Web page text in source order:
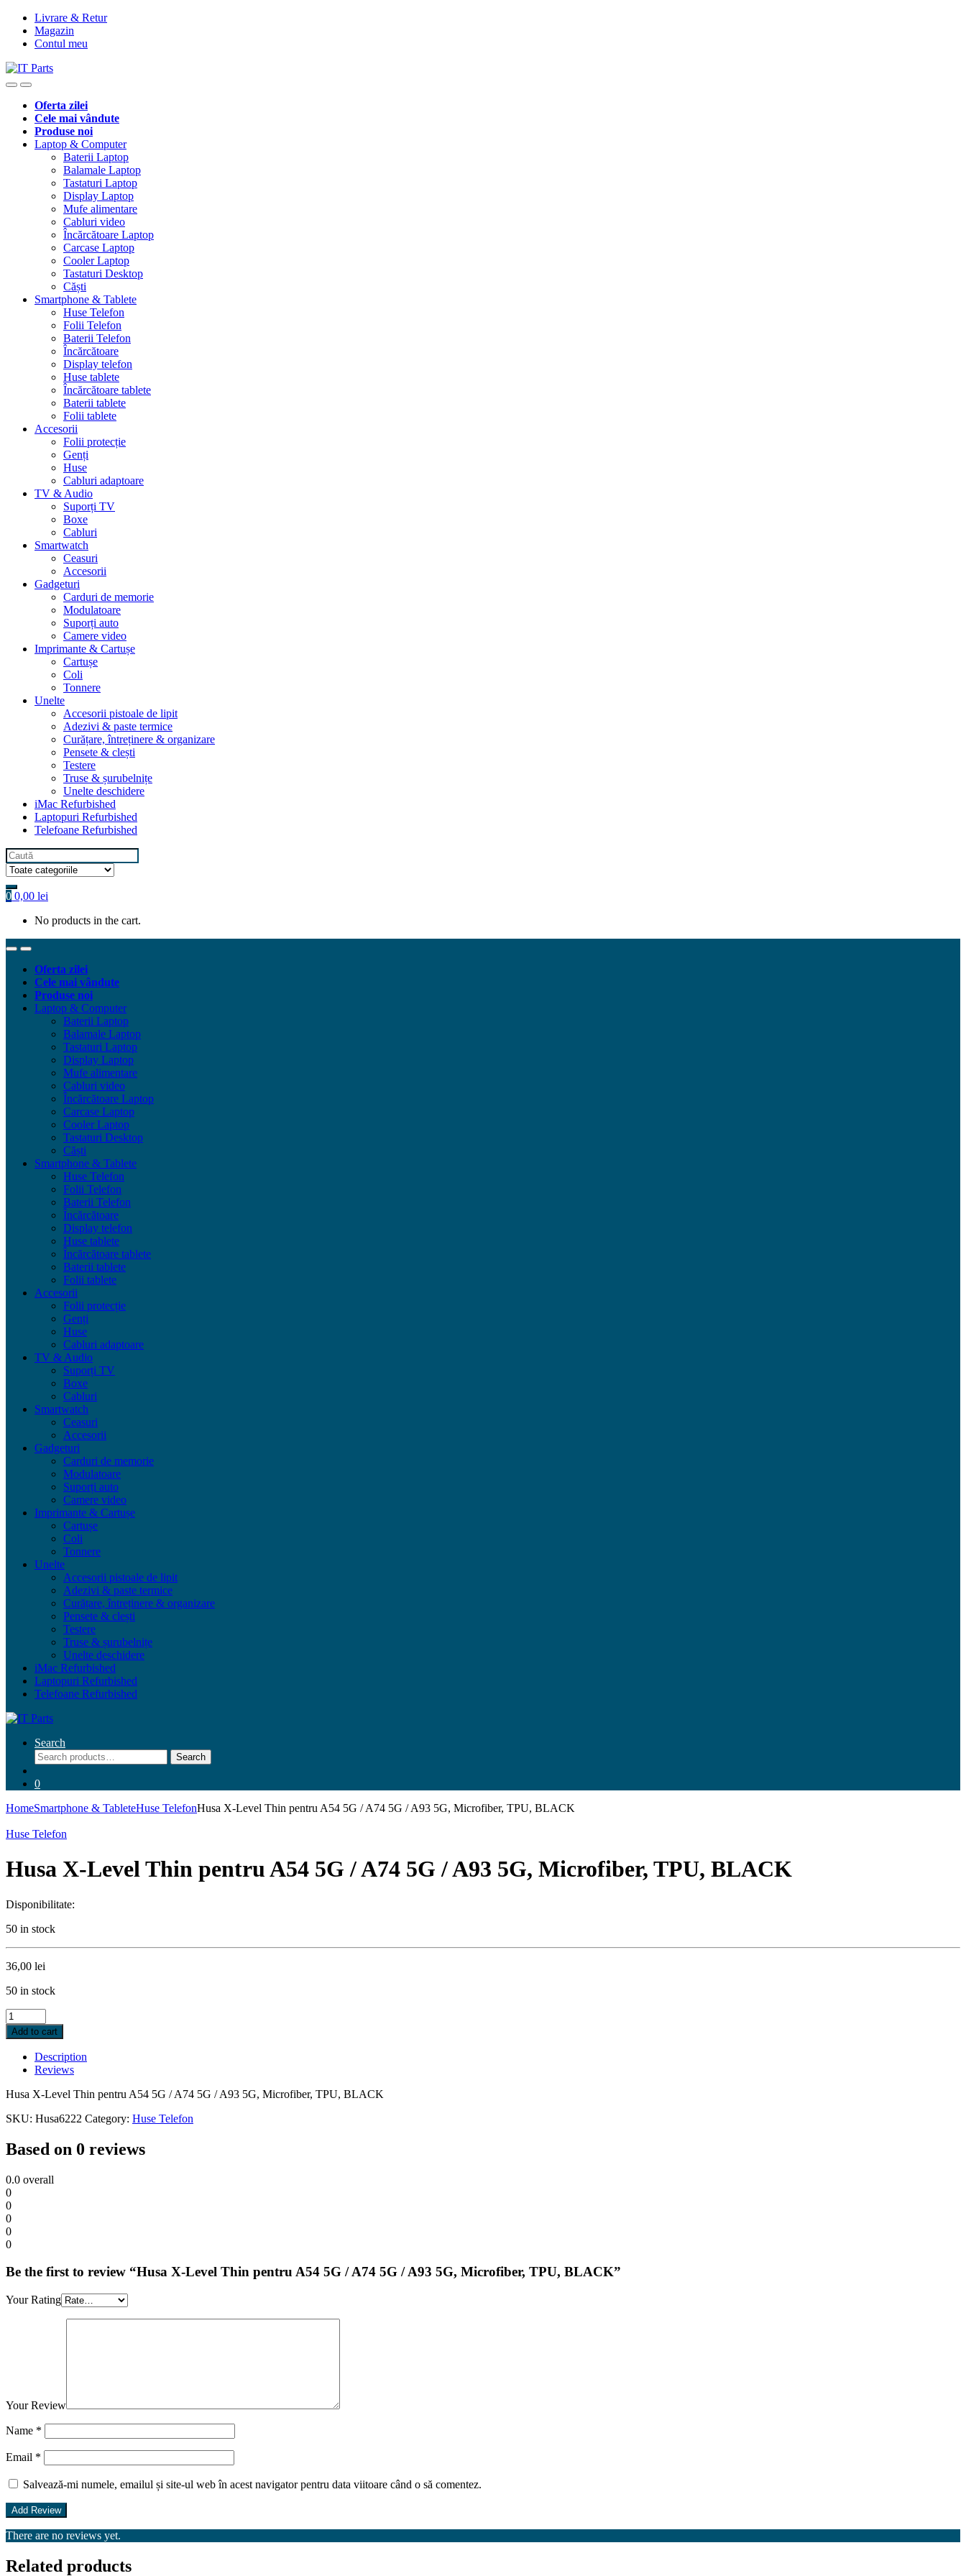
Livrare & Retur
Magazin
Contul meu
Oferta zilei
Cele mai vândute
Produse noi
Laptop & Computer
Baterii Laptop
Balamale Laptop
Tastaturi Laptop
Display Laptop
Mufe alimentare
Cabluri video
Încărcătoare Laptop
Carcase Laptop
Cooler Laptop
Tastaturi Desktop
Căști
Smartphone & Tablete
Huse Telefon
Folii Telefon
Baterii Telefon
Încărcătoare
Display telefon
Huse tablete
Încărcătoare tablete
Baterii tablete
Folii tablete
Accesorii
Folii protecție
Genți
Huse
Cabluri adaptoare
TV & Audio
Suporți TV
Boxe
Cabluri
Smartwatch
Ceasuri
Accesorii
Gadgeturi
Carduri de memorie
Modulatoare
Suporți auto
Camere video
Imprimante & Cartușe
Cartușe
Coli
Tonnere
Unelte
Accesorii pistoale de lipit
Adezivi & paste termice
Curățare, întreținere & organizare
Pensete & clești
Testere
Truse & șurubelnițe
Unelte deschidere
iMac Refurbished
Laptopuri Refurbished
Telefoane Refurbished
Search
for:
0 0,00 lei
No products in the cart.
Oferta zilei
Cele mai vândute
Produse noi
Laptop & Computer
Baterii Laptop
Balamale Laptop
Tastaturi Laptop
Display Laptop
Mufe alimentare
Cabluri video
Încărcătoare Laptop
Carcase Laptop
Cooler Laptop
Tastaturi Desktop
Căști
Smartphone & Tablete
Huse Telefon
Folii Telefon
Baterii Telefon
Încărcătoare
Display telefon
Huse tablete
Încărcătoare tablete
Baterii tablete
Folii tablete
Accesorii
Folii protecție
Genți
Huse
Cabluri adaptoare
TV & Audio
Suporți TV
Boxe
Cabluri
Smartwatch
Ceasuri
Accesorii
Gadgeturi
Carduri de memorie
Modulatoare
Suporți auto
Camere video
Imprimante & Cartușe
Cartușe
Coli
Tonnere
Unelte
Accesorii pistoale de lipit
Adezivi & paste termice
Curățare, întreținere & organizare
Pensete & clești
Testere
Truse & șurubelnițe
Unelte deschidere
iMac Refurbished
Laptopuri Refurbished
Telefoane Refurbished
Search
Search
for:
Search
0
HomeSmartphone & TableteHuse TelefonHusa X-Level Thin pentru A54 5G / A74 5G / A93 5G, Microfiber, TPU, BLACK
Huse Telefon
Husa X-Level Thin pentru A54 5G / A74 5G / A93 5G, Microfiber, TPU, BLACK
Disponibilitate:
50 in stock
36,00 lei
50 in stock
Husa
X-
Level
Thin
pentru
5G
A74
/
A93
Microfiber,
TPU,
BLACK
quantity
Add to cart
Description
Reviews
Husa X-Level Thin pentru A54 5G / A74 5G / A93 5G, Microfiber, TPU, BLACK
SKU: Husa6222 Category: Huse Telefon
Based on 0 reviews
0.0 overall
0
0
0
0
0
Be the first to review “Husa X-Level Thin pentru A54 5G / A74 5G / A93 5G, Microfiber, TPU, BLACK”
Your Rating
Your Review
Name *
Email *
Salvează-mi numele, emailul și site-ul web în acest navigator pentru data viitoare când o să comentez.
There are no reviews yet.
Related products